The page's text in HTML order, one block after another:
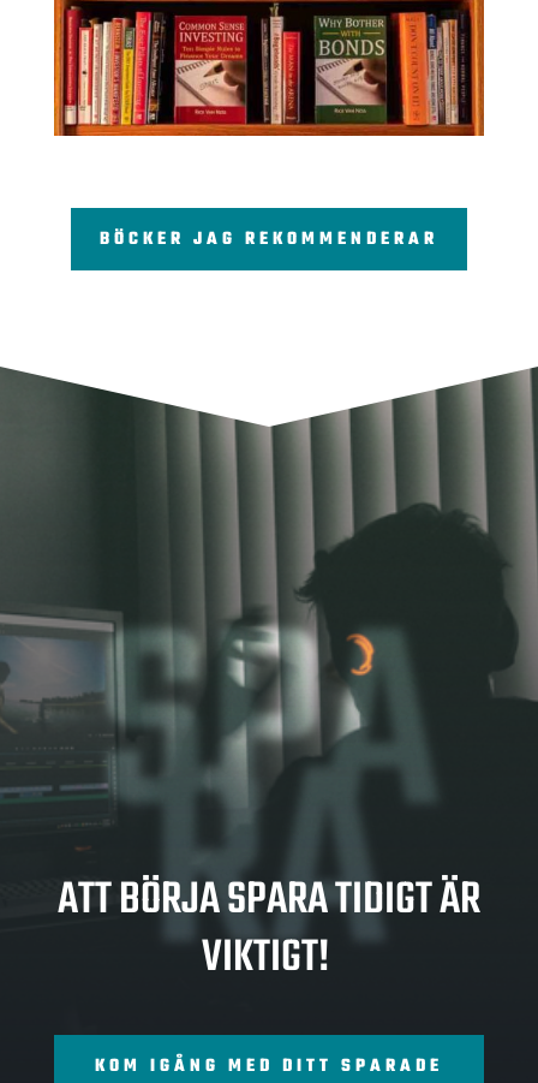
BÖCKER JAG REKOMMENDERAR
SPA
RA
ATT BÖRJA SPARA TIDIGT ÄR
VIKTIGT!
KOM IGÅNG MED DITT SPARADE